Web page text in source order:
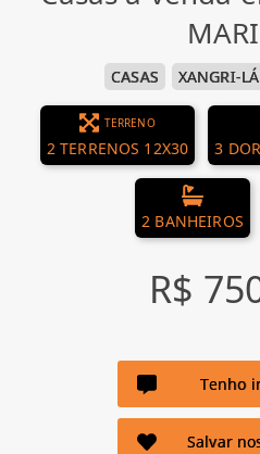
CASAS XANGRI-LÁ
TERRENO
2 TERRENOS 12X30 3
2 BANHEIROS
R$
Tenho
Salvar